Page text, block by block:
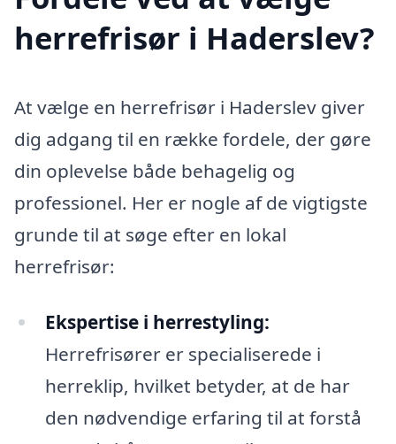
herrefrisør i Haderslev?
At vælge en herrefrisør i Haderslev giver
dig adgang til en række fordele, der gøre
din oplevelse både behagelig og
professionel. Her er nogle af de vigtigste
grunde til at søge efter en lokal
herrefrisør:
Ekspertise i herrestyling:
Herrefrisører er specialiserede i
herreklip, hvilket betyder, at de har
den nødvendige erfaring til at forstå